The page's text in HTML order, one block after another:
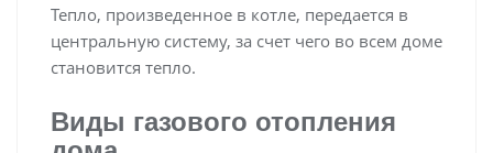
Тепло, произведенное в котле, передается в
центральную систему, за счет чего во всем доме
становится тепло.
Виды газового отопления